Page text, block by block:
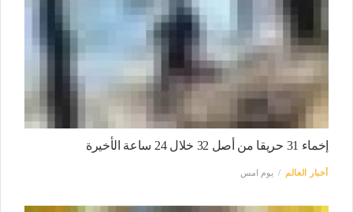
إخماء 31 حريقا من أصل 32 خلال 24 ساعة الأخيرة
أخبار العالم يوم امس